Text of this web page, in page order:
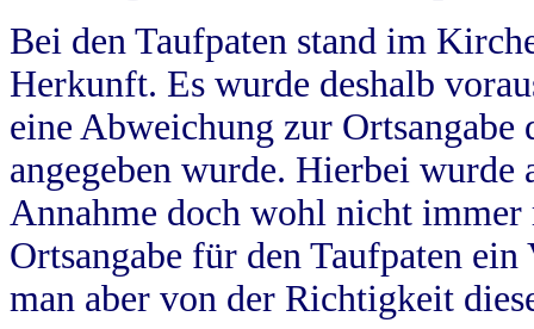
Bei den Taufpaten stand im
Herkunft. Es wurde deshalb
eine Abweichung zur
angegeben wurde. Hierbei wurde
Annahme doch wohl nicht
Ortsangabe für den Taufpaten
man aber von der Richtigkeit